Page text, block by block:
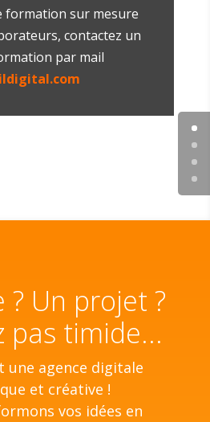
formation sur mesure
contactez un
par mail
? Un projet ?
pas timide...
une agence digitale
et créative !
vos idées en